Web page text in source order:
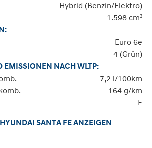
Hybrid (Benzin/Elektro)
1.598 cm³
Euro 6e
4 (Grün)
EMISSIONEN NACH WLTP:
7,2 l/100km
164 g/km
F
SANTA FE ANZEIGEN